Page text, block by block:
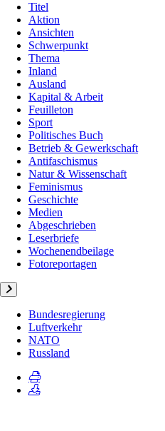
Titel
Aktion
Ansichten
Schwerpunkt
Thema
Inland
Ausland
Kapital & Arbeit
Feuilleton
Sport
Politisches Buch
Betrieb & Gewerkschaft
Antifaschismus
Natur & Wissenschaft
Feminismus
Geschichte
Medien
Abgeschrieben
Leserbriefe
Wochenendbeilage
Fotoreportagen
Bundesregierung
Luftverkehr
NATO
Russland